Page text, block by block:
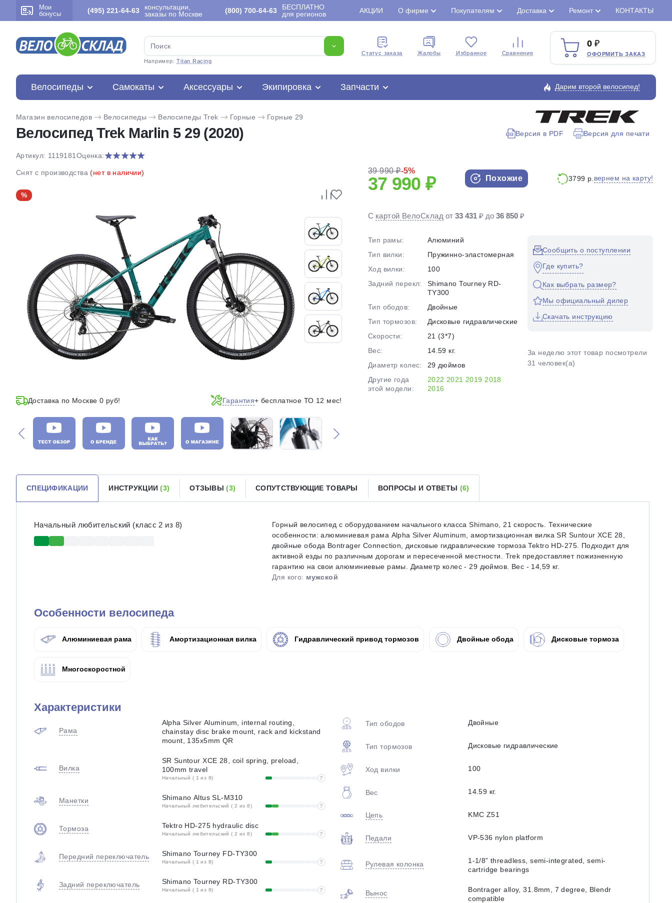
Мои
бонусы
(495) 221-64-63
консультации,
заказы по Москве
(800) 700-64-63
БЕСПЛАТНО
для регионов
АКЦИИ О фирме Покупателям Доставка Ремонт КОНТАКТЫ
Например:Titan Racing
Cтатус заказа Жалобы Избранное Сравнение
0
ОФОРМИТЬ ЗАКАЗ
Велосипеды Самокаты Аксессуары Экипировка Запчасти Дарим второй велосипед!
Магазин велосипедов Велосипеды Велосипеды Trek Горные Горные 29
Велосипед Trek Marlin 5 29 (2020) Версия в PDF Версия для печати
Артикул: 1119181 Оценка:
Снят с производства(нет в наличии)
%
Доставка по Москве 0 руб! Гарантия+ бесплатное ТО 12 мес!
39 990 ₽-5%
37 990 ₽ Похожие 3799 р. вернем на карту!
С картой ВелоСклад от33 431 ₽ до36 850 ₽
Тип рамы:
Алюминий
Тип вилки:
Пружинно-эластомерная
Ход вилки:
100
Задний перекл:
Shimano Tourney RD-
TY300
Тип ободов:
Двойные
Тип тормозов:
Дисковые гидравлические
Скорости:
21 (3*7)
Вес:
14.59 кг.
Диаметр колес:
29 дюймов
Другие года
этой модели:
2022 2021 2019 2018
2016
Сообщить о поступлении
Где купить?
Как выбрать размер?
Мы официальный дилер
Скачать инструкцию
За неделю этот товар посмотрели
31 человек(а)
СПЕЦИФИКАЦИИ ИНСТРУКЦИИ(3) ОТЗЫВЫ(3) СОПУТСТВУЮЩИЕ ТОВАРЫ ВОПРОСЫ И ОТВЕТЫ (6)
Начальный любительский (класс 2 из 8)
Горный велосипед с оборудованием начального класса Shimano, 21 скорость. Технические
особенности: алюминиевая рама Alpha Silver Aluminum, амортизационная вилка SR Suntour XCE 28,
двойные обода Bontrager Connection, дисковые гидравлические тормоза Tektro HD-275. Подходит для
активной езды по различным дорогам и пересеченной местности. Trek предоставляет пожизненную
гарантию на свои алюминиевые рамы. Диаметр колес - 29 дюймов. Вес - 14,59 кг.
Для кого: мужской
Особенности велосипеда
Алюминиевая рама Амортизационная вилка Гидравлический привод тормозов Двойные обода Дисковые тормоза
Многоскоростной
Характеристики
Рама
Alpha Silver Aluminum, internal routing,
chainstay disc brake mount, rack and kickstand
mount, 135x5mm QR
Вилка
SR Suntour XCE 28, coil spring, preload,
100mm travel
Начальный ( 1 из 8) ?
Манетки Shimano Altus SL-M310
Начальный любительский ( 2 из 8) ?
Тормоза Tektro HD-275 hydraulic disc
Начальный любительский ( 2 из 8) ?
Передний переключатель Shimano Tourney FD-TY300
Начальный ( 1 из 8) ?
Задний переключатель Shimano Tourney RD-TY300
Начальный ( 1 из 8) ?
Тип ободов Двойные
Тип тормозов Дисковые гидравлические
Ход вилки 100
Вес 14.59 кг.
Цепь KMC Z51
Педали VP-536 nylon platform
Рулевая колонка
1-1/8” threadless, semi-integrated, semi-
cartridge bearings
Вынос
Bontrager alloy, 31.8mm, 7 degree, Blendr
compatible
Разбейте
оплату
на части
без переплат
График платежей
Сегодня
25%
в корзину
Оплачивайте сегодня только
25% картой любого банка
Подробнееоб оплате Плайтом
раз в 2
раз в 2 недели